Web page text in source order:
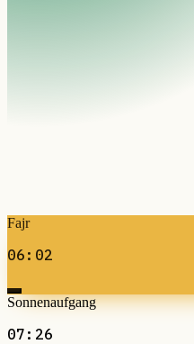
Fajr
06:02
Sonnenaufgang
07:26